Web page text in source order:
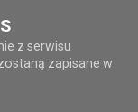
z serwisu
zapisane w